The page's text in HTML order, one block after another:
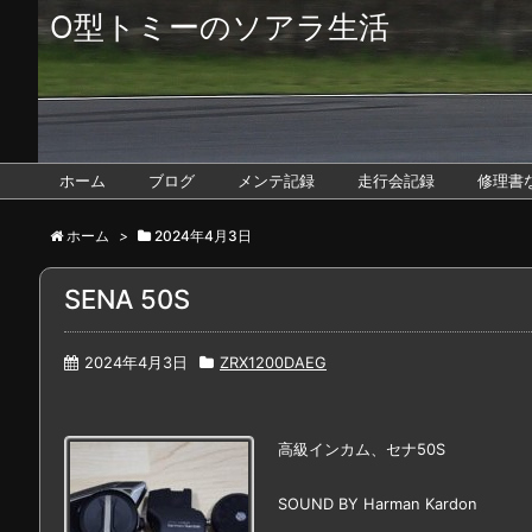
O型トミーのソアラ生活
ホーム ブログ メンテ記録 走行会記録 修理書
ホーム > 2024年4月3日
SENA 50S
2024年4月3日 ZRX1200DAEG
高級インカム、セナ50S
SOUND BY Harman Kardon